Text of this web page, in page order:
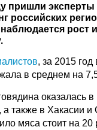
пришли эксперты
российских
рост
, за 2015 год
в среднем на
оказалась в
также в Хакасии и
мяса стоит на 20